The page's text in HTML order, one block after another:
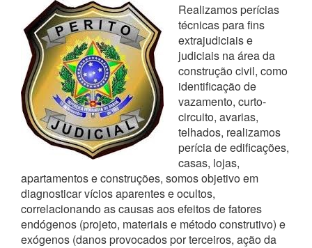
Realizamos perícias
técnicas para fins
extrajudiciais e
judiciais na área da
construção civil, como
identificação de
vazamento, curto-
circuito, avarias,
telhados, realizamos
perícia de edificações,
casas, lojas,
apartamentos e construções, somos objetivo em
diagnosticar vícios aparentes e ocultos,
correlacionando as causas aos efeitos de fatores
endógenos (projeto, materiais e método construtivo) e
exógenos (danos provocados por terceiros, ação da